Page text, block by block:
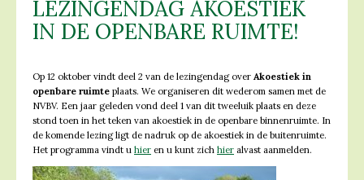
LEZINGENDAG AKOESTIEK
IN DE OPENBARE RUIMTE!
Op 12 oktober vindt deel 2 van de lezingendag over Akoestiek in
openbare ruimte plaats. We organiseren dit wederom samen met de
NVBV. Een jaar geleden vond deel 1 van dit tweeluik plaats en deze
stond toen in het teken van akoestiek in de openbare binnenruimte. In
de komende lezing ligt de nadruk op de akoestiek in de buitenruimte.
Het programma vindt u hier en u kunt zich hier alvast aanmelden.